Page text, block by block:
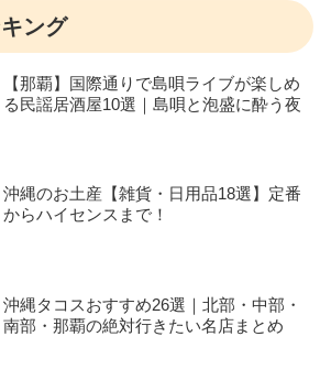
ング
【那覇】国際通りで島唄ライブが楽しめ
る民謡居酒屋10選｜島唄と泡盛に酔う夜
沖縄のお土産【雑貨・日用品18選】定番
からハイセンスまで！
沖縄タコスおすすめ26選｜北部・中部・
南部・那覇の絶対行きたい名店まとめ